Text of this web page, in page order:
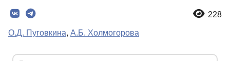
228
О.Д. Пуговкина, А.Б. Холмогорова